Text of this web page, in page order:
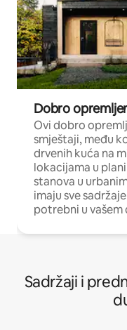
Dobro
Ovi dobro
smještaji, među
drvenih kuća na
lokacijama u
stanova u
imaju sve
potrebni u vašem
Sadržaji i